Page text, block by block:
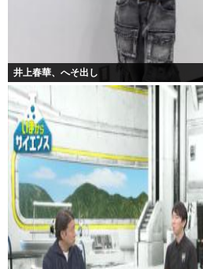
井上春華、へそ出し